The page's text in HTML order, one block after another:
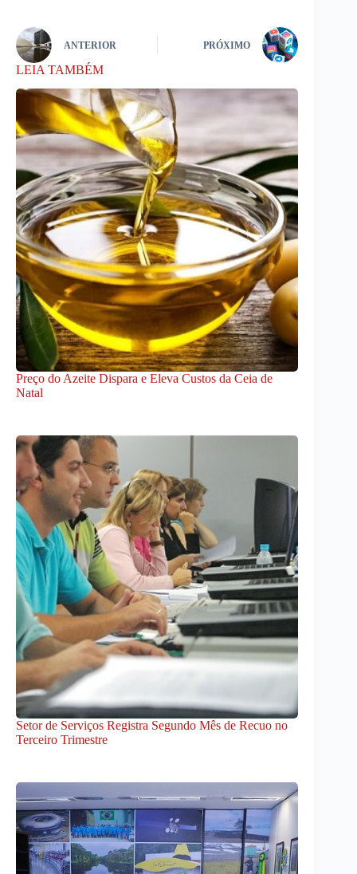
ANTERIOR PRÓXIMO
LEIA TAMBÉM
Preço do Azeite Dispara e Eleva Custos da Ceia de
Natal
Setor de Serviços Registra Segundo Mês de Recuo no
Terceiro Trimestre